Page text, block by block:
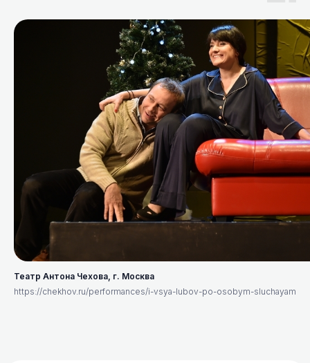
Театр Антона Чехова, г. Москва
https://chekhov.ru/performances/i-vsya-lubov-po-osobym-sluchayam